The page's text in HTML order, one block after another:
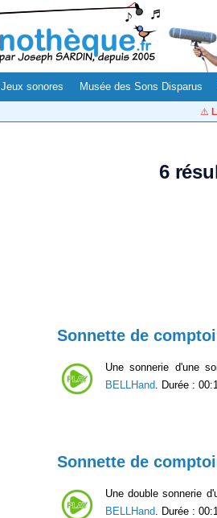
Jeux sonores Musée des Sons Disparus
⚠️
6
Sonnette de
Une sonnerie d'une
BELLHand . Durée :
Sonnette de
Une double sonnerie
BELLHand . Durée :